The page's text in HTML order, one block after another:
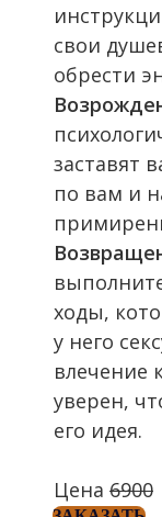
свои
обрести
заставят
по вам и
ходы,
у него
влечение
уверен,
его идея.
Цена 6900